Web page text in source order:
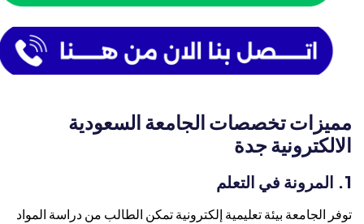
مميزات تخصصات الجامعة السعودية
الالكترونية جدة
1. المرونة في التعلم
توفر الجامعة بيئة تعليمية إلكترونية تمكن الطالب من دراسة المواد